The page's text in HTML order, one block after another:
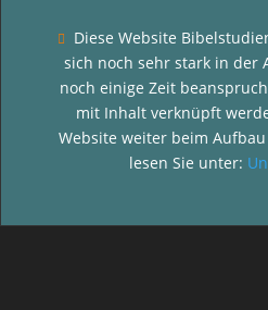

Diese Website
sich noch sehr stark in der
noch einige Zeit
mit Inhalt verknüpft
Website weiter beim
lesen Sie unter: